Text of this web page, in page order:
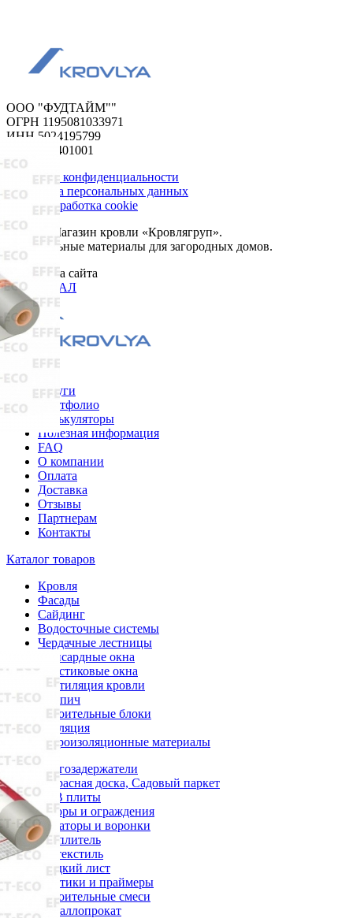
ООО "ФУДТАЙМ""
ОГРН 1195081033971
ИНН 5024195799
КПП 502401001
Политика конфиденциальности
Обработка персональных данных
Сбор и обработка cookie
© 2026. Магазин кровли «Кровлягруп».
Строительные материалы для загородных домов.
Разработка сайта
ОРИГИНАЛ
Услуги
Портфолио
Калькуляторы
Полезная информация
FAQ
О компании
Оплата
Доставка
Отзывы
Партнерам
Контакты
Каталог товаров
Кровля
Фасады
Сайдинг
Водосточные системы
Чердачные лестницы
Мансардные окна
Пластиковые окна
Вентиляция кровли
Кирпич
Строительные блоки
Изоляция
Гидроизоляционные материалы
Снегозадержатели
Террасная доска, Садовый паркет
OSB плиты
Заборы и ограждения
Аэраторы и воронки
Утеплитель
Геотекстиль
Гладкий лист
Мастики и праймеры
Строительные смеси
Металлопрокат